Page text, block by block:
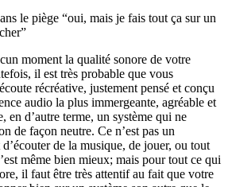
le piège “oui, mais je fais tout ça sur un
moment la qualité sonore de votre
il est très probable que vous
récréative, justement pensé et conçu
audio la plus immergeante, agréable et
en d’autre terme, un système qui ne
de façon neutre. Ce n’est pas un
de la musique, de jouer, ou tout
même bien mieux; mais pour tout ce qui
il faut être très attentif au fait que votre